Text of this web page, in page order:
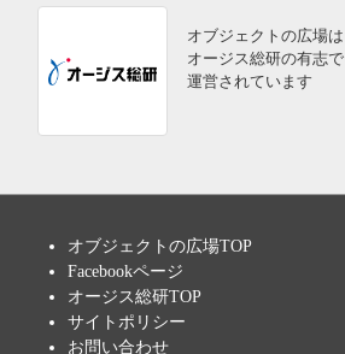
オブジェクトの広場は
オージス総研の有志で
運営されています
オブジェクトの広場TOP
Facebookページ
オージス総研TOP
サイトポリシー
お問い合わせ